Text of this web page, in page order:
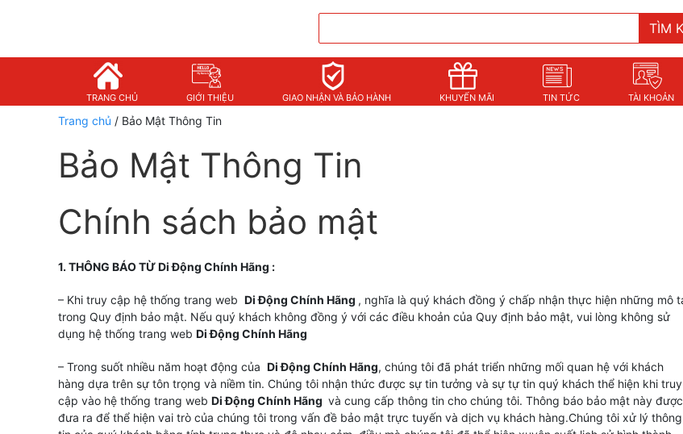
TÌM
TRANG CHỦ GIỚI THIỆU GIAO NHẬN VÀ BẢO HÀNH KHUYẾN MÃI TIN TỨC TÀI KHOẢN
Trang chủ / Bảo Mật Thông Tin
Bảo Mật Thông Tin
Chính sách bảo mật
1. THÔNG BÁO TỪ Di Động Chính Hãng :
– Khi truy cập hệ thống trang web Di Động Chính Hãng , nghĩa là quý khách đồng ý chấp nhận thực hiện những mô
trong Quy định bảo mật. Nếu quý khách không đồng ý với các điều khoản của Quy định bảo mật, vui lòng không sử
dụng hệ thống trang web Di Động Chính Hãng
– Trong suốt nhiều năm hoạt động của Di Động Chính Hãng, chúng tôi đã phát triển những mối quan hệ với khách
hàng dựa trên sự tôn trọng và niềm tin. Chúng tôi nhận thức được sự tin tưởng và sự tự tin quý khách thể hiện khi truy
cập vào hệ thống trang web Di Động Chính Hãng và cung cấp thông tin cho chúng tôi. Thông báo bảo mật này được
đưa ra để thể hiện vai trò của chúng tôi trong vấn đề bảo mật trực tuyến và dịch vụ khách hàng.Chúng tôi xử lý thông